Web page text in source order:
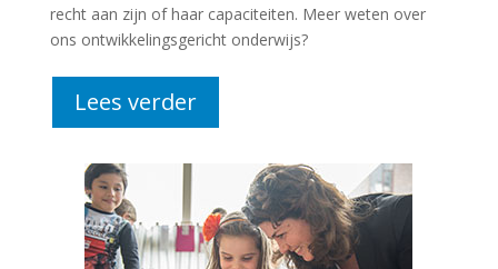
recht aan zijn of haar capaciteiten. Meer weten over
ons ontwikkelingsgericht onderwijs?
Lees verder